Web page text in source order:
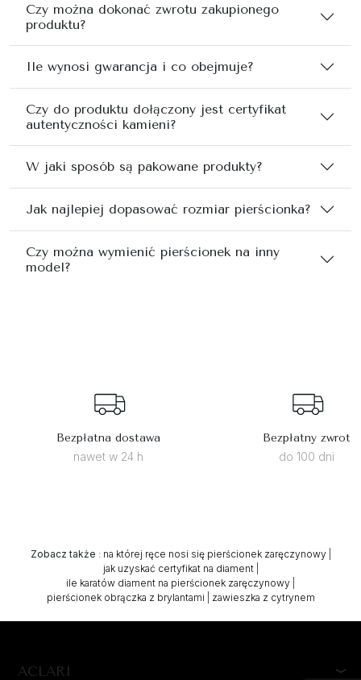
Czy można dokonać zwrotu zakupionego
produktu?
Ile wynosi gwarancja i co obejmuje?
Czy do produktu dołączony jest certyfikat
autentyczności kamieni?
W jaki sposób są pakowane produkty?
Jak najlepiej dopasować rozmiar pierścionka?
Czy można wymienić pierścionek na inny
model?
Bezpłatna dostawa
nawet w 24 h
Bezpłatny zwrot
do 100 dni
Zobacz także : na której ręce nosi się pierścionek zaręczynowy|
jak uzyskać certyfikat na diament|
ile karatów diament na pierścionek zaręczynowy
pierścionek obrączka z brylantami
zawieszka z cytrynem
ACLARI